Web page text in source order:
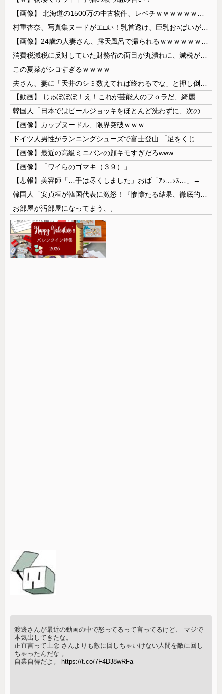
この夏菜がシコすぎるｗｗｗｗ
【画像】カップヌードル、限界突破ｗｗｗ
【画像】最近の高級ミニバンの顔キモすぎだろwww
【画像】「ワイらのゴマキ（３９）」
【悲報】美容師「…手は尽くしました」おば「ｱｯ…ｯｽ…」→
お部屋が汚部屋になってまう、、
渡邊さんが最近の動画の中で怒ってるって言ってるけど、 マジで
本気出してきたな。
正直言って上念 さんよりも敵に回しちゃいけない人間を敵に回し
ちゃったんだな 。
自業自得だよ。 https://t.co/7F4D38wRFa